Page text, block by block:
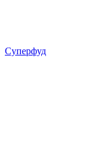
Суперфуд